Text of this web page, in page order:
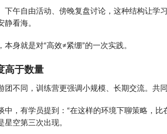
下午自由活动、傍晚复盘讨论，这种结构让学
静看海。
本身就是对“高效≠紧绷”的一次实践。
高于数量
团不同，训练营更强调小规模、长期交流。共
中，有学员提到：“在这样的环境下聊策略，
星空第三次出现。